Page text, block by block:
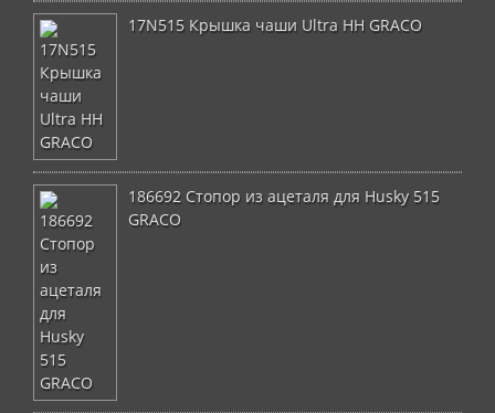
17N515 Крышка чаши Ultra HH GRACO
186692 Стопор из ацеталя для Husky 515
GRACO